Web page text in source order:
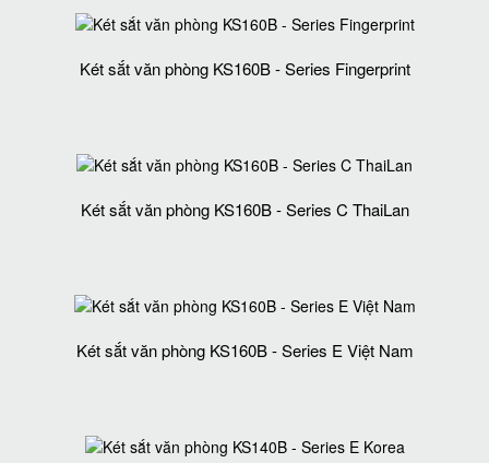
Két sắt văn phòng KS160B - Series Fingerprint
Két sắt văn phòng KS160B - Series C ThaiLan
Két sắt văn phòng KS160B - Series E Việt Nam